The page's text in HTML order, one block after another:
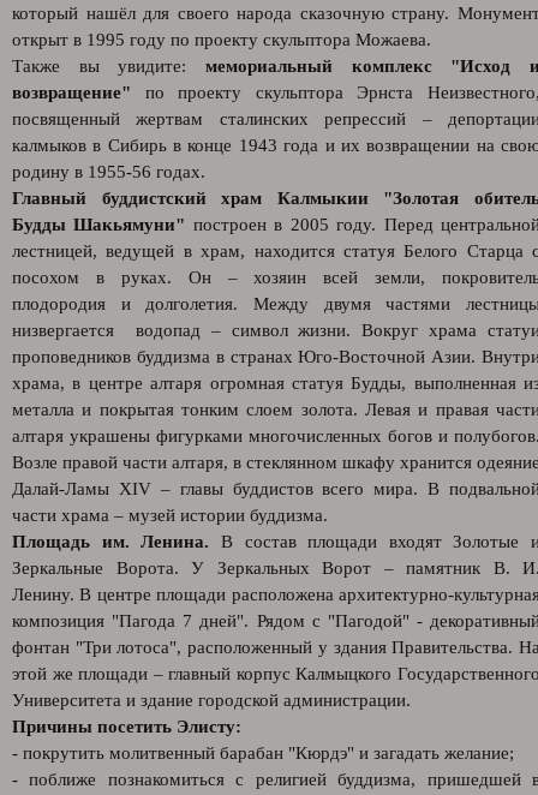
который нашёл для своего народа сказочную страну.
открыт в 1995 году по проекту скульптора Можаева.
Также вы увидите: мемориальный комплекс "Исход
возвращение" по проекту скульптора Эрнста
посвященный жертвам сталинских репрессий –
калмыков в Сибирь в конце 1943 года и их возвращении на
родину в 1955-56 годах.
Главный буддистский храм Калмыкии "Золотая
Будды Шакьямуни" построен в 2005 году. Перед
лестницей, ведущей в храм, находится статуя Белого Старца
посохом в руках. Он – хозяин всей земли,
плодородия и долголетия. Между двумя частями
низвергается водопад – символ жизни. Вокруг храма
проповедников буддизма в странах Юго-Восточной Азии.
храма, в центре алтаря огромная статуя Будды, выполненная
металла и покрытая тонким слоем золота. Левая и правая
алтаря украшены фигурками многочисленных богов и
Возле правой части алтаря, в стеклянном шкафу хранится
Далай-Ламы XIV – главы буддистов всего мира. В
части храма – музей истории буддизма.
Площадь им. Ленина. В состав площади входят Золотые
Зеркальные Ворота. У Зеркальных Ворот – памятник В.
Ленину. В центре площади расположена архитектурно-
композиция "Пагода 7 дней". Рядом с "Пагодой" -
фонтан "Три лотоса", расположенный у здания Правительства.
этой же площади – главный корпус Калмыцкого
Университета и здание городской администрации.
Причины посетить Элисту:
- покрутить молитвенный барабан "Кюрдэ" и загадать желание;
- поближе познакомиться с религией буддизма, пришедшей